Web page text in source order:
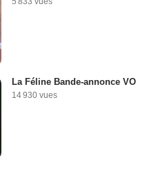
La Féline Bande-annonce VO
14 930 vues